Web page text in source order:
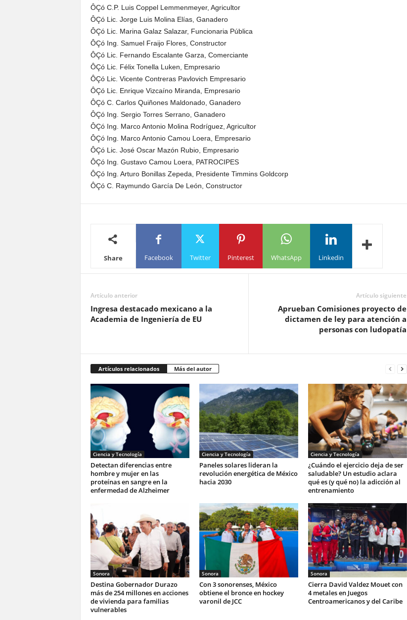
ÔÇó C.P. Luis Coppel Lemmenmeyer, Agricultor
ÔÇó Lic. Jorge Luis Molina Elías, Ganadero
ÔÇó Lic. Marina Galaz Salazar, Funcionaria Pública
ÔÇó Ing. Samuel Fraijo Flores, Constructor
ÔÇó Lic. Fernando Escalante Garza, Comerciante
ÔÇó Lic. Félix Tonella Luken, Empresario
ÔÇó Lic. Vicente Contreras Pavlovich Empresario
ÔÇó Lic. Enrique Vizcaíno Miranda, Empresario
ÔÇó C. Carlos Quiñones Maldonado, Ganadero
ÔÇó Ing. Sergio Torres Serrano, Ganadero
ÔÇó Ing. Marco Antonio Molina Rodríguez, Agricultor
ÔÇó Ing. Marco Antonio Camou Loera, Empresario
ÔÇó Lic. José Oscar Mazón Rubio, Empresario
ÔÇó Ing. Gustavo Camou Loera, PATROCIPES
ÔÇó Ing. Arturo Bonillas Zepeda, Presidente Timmins Goldcorp
ÔÇó C. Raymundo García De León, Constructor
Share Facebook Twitter Pinterest WhatsApp Linkedin
Artículo anterior
Ingresa destacado mexicano a la
Academia de Ingeniería de EU
Artículo siguiente
Aprueban Comisiones proyecto de
dictamen de ley para atención a
personas con ludopatía
Artículos relacionados Más del autor
Ciencia y Tecnología
Detectan diferencias entre
hombre y mujer en las
proteínas en sangre en la
enfermedad de Alzheimer
Ciencia y Tecnología
Paneles solares lideran la
revolución energética de México
hacia 2030
Ciencia y Tecnología
¿Cuándo el ejercicio deja de ser
saludable? Un estudio aclara
qué es (y qué no) la adicción al
entrenamiento
Sonora
Destina Gobernador Durazo
más de 254 millones en acciones
de vivienda para familias
vulnerables
Sonora
Con 3 sonorenses, México
obtiene el bronce en hockey
varonil de JCC
Sonora
Cierra David Valdez Mouet con
4 metales en Juegos
Centroamericanos y del Caribe